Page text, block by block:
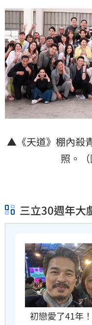
▲《天道》棚內殺
照。（
三立30週年大
初戀愛了41年